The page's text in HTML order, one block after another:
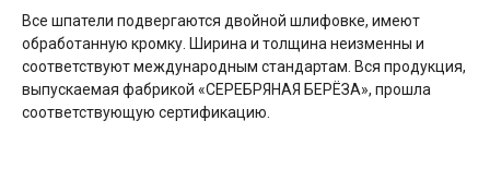
Все шпатели подвергаются двойной шлифовке, имеют
обработанную кромку. Ширина и толщина неизменны и
соответствуют международным стандартам. Вся продукция,
выпускаемая фабрикой «СЕРЕБРЯНАЯ БЕРЁЗА», прошла
соответствующую сертификацию.